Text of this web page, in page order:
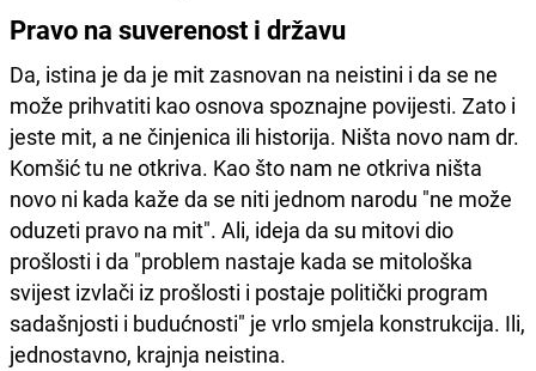
Pravo na suverenost i državu
Da, istina je da je mit zasnovan na neistini i da se ne
može prihvatiti kao osnova spoznajne povijesti. Zato i
jeste mit, a ne činjenica ili historija. Ništa novo nam dr.
Komšić tu ne otkriva. Kao što nam ne otkriva ništa
novo ni kada kaže da se niti jednom narodu "ne može
oduzeti pravo na mit". Ali, ideja da su mitovi dio
prošlosti i da "problem nastaje kada se mitološka
svijest izvlači iz prošlosti i postaje politički program
sadašnjosti i budućnosti" je vrlo smjela konstrukcija. Ili,
jednostavno, krajnja neistina.